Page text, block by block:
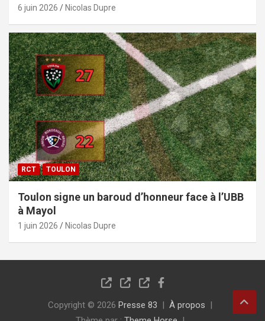
6 juin 2026 Nicolas Dupre
RCT TOULON
Toulon signe un baroud d’honneur face à l’UBB
à Mayol
1 juin 2026 Nicolas Dupre
Copyright © 2026 Presse 83
À propos